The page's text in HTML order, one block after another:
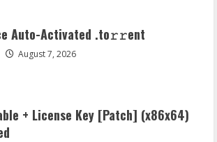
Auto-Activated .tо𝚛𝚛еnt
August 7, 2026
+ License Key [Patch] (x86x64)